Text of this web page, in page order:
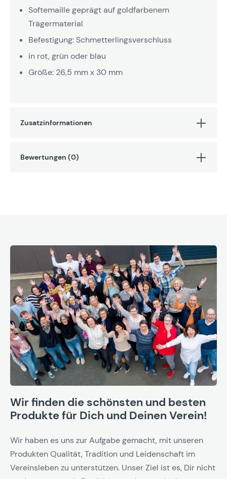
Softemaille geprägt auf goldfarbenem
Trägermaterial
Befestigung: Schmetterlingsverschluss
in rot, grün oder blau
Größe: 26,5 mm x 30 mm
Zusatzinformationen
Bewertungen (0)
Wir finden die schönsten und besten
Produkte für Dich und Deinen Verein!
Wir haben es uns zur Aufgabe gemacht, mit unseren
Produkten Qualität, Tradition und Leidenschaft im
Vereinsleben zu unterstützen. Unser Ziel ist es, Dir nicht